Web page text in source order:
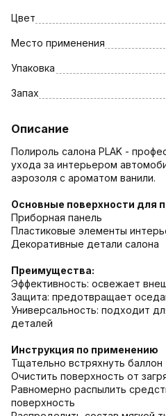
Цвет
Место применения
Упаковка
Запах
Описание
Полироль салона PLAK -
ухода за интерьером
аэрозоля с ароматом ванили.
Основные поверхности для
Приборная панель
Пластиковые элементы
Декоративные детали салона
Преимущества:
Эффективность: освежает
Защита: предотвращает
Универсальность: подходит
деталей
Инструкция по применению
Тщательно встряхнуть баллон
Очистить поверхность от
Равномерно распылить
поверхность